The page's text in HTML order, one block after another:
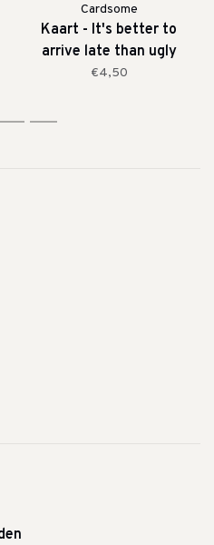
Cardsome
Kaart - It's better to
arrive late than ugly
€4,50
2 3